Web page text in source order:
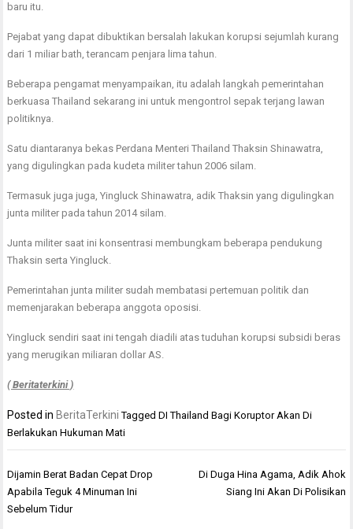
baru itu.
Pejabat yang dapat dibuktikan bersalah lakukan korupsi sejumlah kurang
dari 1 miliar bath, terancam penjara lima tahun.
Beberapa pengamat menyampaikan, itu adalah langkah pemerintahan
berkuasa Thailand sekarang ini untuk mengontrol sepak terjang lawan
politiknya.
Satu diantaranya bekas Perdana Menteri Thailand Thaksin Shinawatra,
yang digulingkan pada kudeta militer tahun 2006 silam.
Termasuk juga juga, Yingluck Shinawatra, adik Thaksin yang digulingkan
junta militer pada tahun 2014 silam.
Junta militer saat ini konsentrasi membungkam beberapa pendukung
Thaksin serta Yingluck.
Pemerintahan junta militer sudah membatasi pertemuan politik dan
memenjarakan beberapa anggota oposisi.
Yingluck sendiri saat ini tengah diadili atas tuduhan korupsi subsidi beras
yang merugikan miliaran dollar AS.
( Beritaterkini )
Posted in BeritaTerkini TaggedDI Thailand Bagi Koruptor Akan Di
Berlakukan Hukuman Mati
Navigasi
pos
Dijamin Berat Badan Cepat Drop
Apabila Teguk 4 Minuman Ini
Sebelum Tidur
Di Duga Hina Agama, Adik Ahok
Siang Ini Akan Di Polisikan